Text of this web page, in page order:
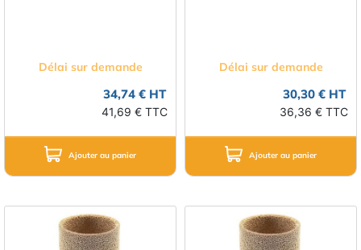
Délai sur demande
34,74 € HT
41,69 € TTC
Ajouter au panier
Délai sur demande
30,30 € HT
36,36 € TTC
Ajouter au panier